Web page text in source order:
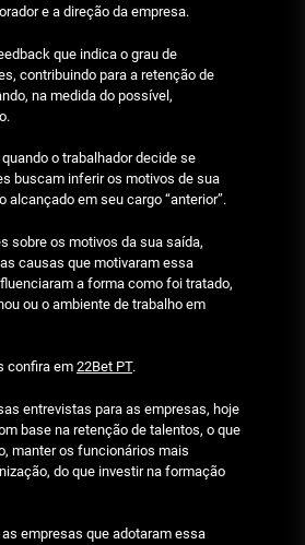
e a direção da empresa.
que indica o grau de
contribuindo para a retenção de
na medida do possível,
o trabalhador decide se
buscam inferir os motivos de sua
alcançado em seu cargo “anterior”.
sobre os motivos da sua saída,
causas que motivaram essa
a forma como foi tratado,
ou o ambiente de trabalho em
confira em 22Bet PT.
entrevistas para as empresas, hoje
base na retenção de talentos, o que
manter os funcionários mais
do que investir na formação
empresas que adotaram essa